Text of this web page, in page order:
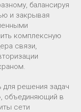
балансируя
и закрывая
комплексную
связи,
решения задач
объединяющий в
сети